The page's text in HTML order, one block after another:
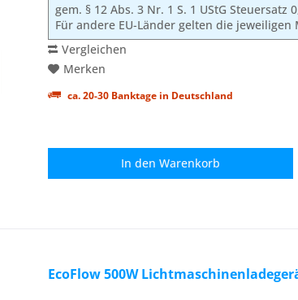
gem. § 12 Abs. 3 Nr. 1 S. 1 UStG
Für andere EU-Länder gelten die jeweiligen
Vergleichen
Merken
ca. 20-30 Banktage in Deutschland
In den Warenkorb
EcoFlow 500W